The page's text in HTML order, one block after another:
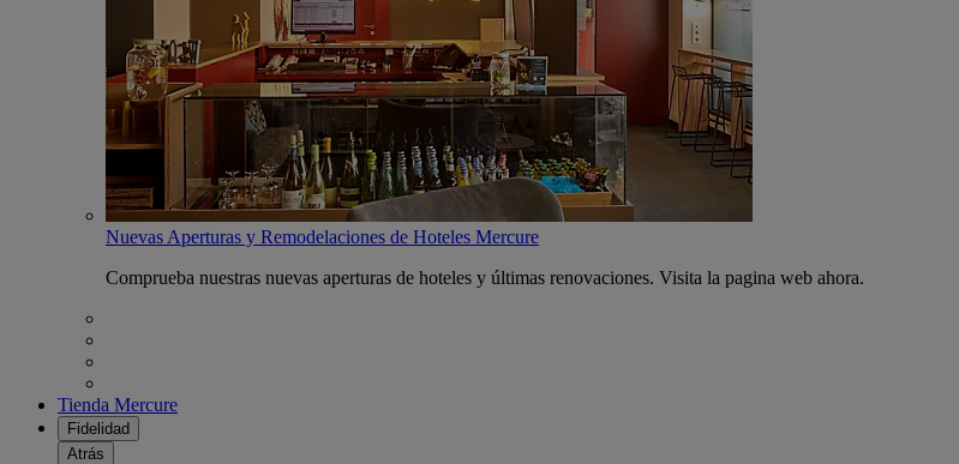
Nuevas Aperturas y Remodelaciones de Hoteles Mercure
Comprueba nuestras nuevas aperturas de hoteles y últimas renovaciones. Visita la pagina web ahora.
Tienda Mercure
Fidelidad
Atrás